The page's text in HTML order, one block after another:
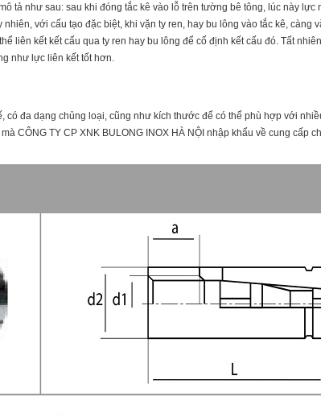
tả như sau: sau khi đóng tắc kê vào lỗ trên tường bê tông, lúc này
với cấu tạo đặc biệt, khi vặn ty ren, hay bu lông vào tắc kê, càng
liên kết kết cấu qua ty ren hay bu lông để cố định kết cấu đó. Tất
như lực liên kết tốt hơn.
có đa dạng chủng loại, cũng như kích thước để có thể phù hợp với
CÔNG TY CP XNK BULONG INOX HÀ NỘI nhập khẩu về cung cấp